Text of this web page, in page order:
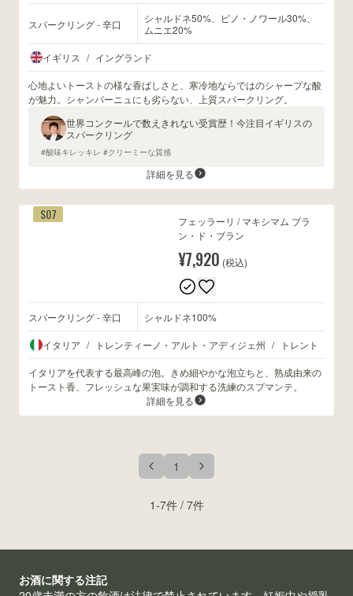
スパークリング - 辛口
シャルドネ50%、ピノ・ノワール30%、
ムニエ20%
イギリス / イングランド
心地よいトーストの様な香ばしさと、寒冷地ならではのシャープな酸
が魅力。シャンパーニュにも劣らない、上質スパークリング。
世界コンクールで数えきれない受賞歴！今注目イギリスの
スパークリング
#酸味キレッキレ #クリーミーな質感
詳細を見る
S07
フェッラーリ / マキシマム ブラ
ン・ド・ブラン
¥7,920 (税込)
スパークリング - 辛口 シャルドネ100%
イタリア / トレンティーノ・アルト・アディジェ州 / トレント
イタリアを代表する最高峰の泡。きめ細やかな泡立ちと、熟成由来の
トースト香、フレッシュな果実味が調和する洗練のスプマンテ。
詳細を見る
1
1-7件 / 7件
お酒に関する注記